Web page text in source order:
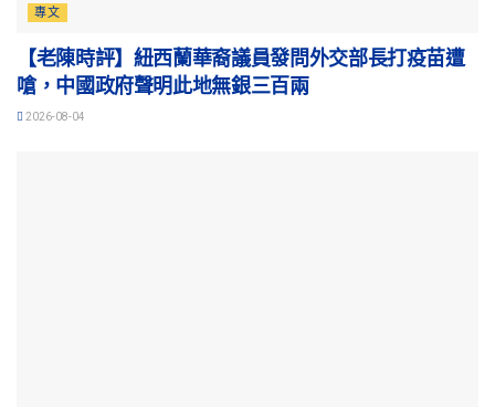
專文
【老陳時評】紐西蘭華裔議員發問外交部長打疫苗遭
嗆，中國政府聲明此地無銀三百兩
2026-08-04